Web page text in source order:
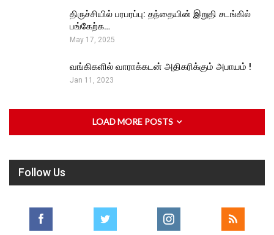
திருச்சியில் பரபரப்பு: தந்தையின் இறுதி சடங்கில்
பங்கேற்க…
May 17, 2025
வங்கிகளில் வாராக்கடன் அதிகரிக்கும் அபாயம் !
Jan 11, 2023
LOAD MORE POSTS
Follow Us